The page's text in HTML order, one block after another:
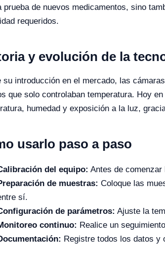
prueba de nuevos medicamentos, sino
requeridos.
y evolución de la
su introducción en el mercado, las
que solo controlaban temperatura. Hoy
humedad y exposición a la luz,
usarlo paso a paso
del equipo: Antes de comenzar
de muestras: Coloque las
sí.
de parámetros: Ajuste la
continuo: Realice un
Registre todos los datos y